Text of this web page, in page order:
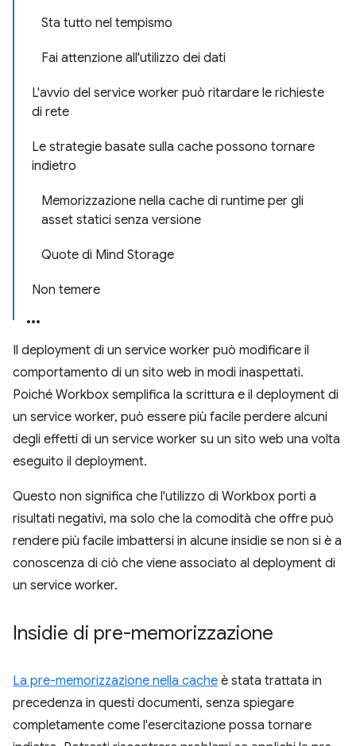
Sta tutto nel tempismo
Fai attenzione all'utilizzo dei dati
L'avvio del service worker può ritardare le richieste
di rete
Le strategie basate sulla cache possono tornare
indietro
Memorizzazione nella cache di runtime per gli
asset statici senza versione
Quote di Mind Storage
Non temere
Il deployment di un service worker può modificare il
comportamento di un sito web in modi inaspettati.
Poiché Workbox semplifica la scrittura e il deployment di
un service worker, può essere più facile perdere alcuni
degli effetti di un service worker su un sito web una volta
eseguito il deployment.
Questo non significa che l'utilizzo di Workbox porti a
risultati negativi, ma solo che la comodità che offre può
rendere più facile imbattersi in alcune insidie se non si è a
conoscenza di ciò che viene associato al deployment di
un service worker.
Insidie di pre-memorizzazione
La pre-memorizzazione nella cache è stata trattata in
precedenza in questi documenti, senza spiegare
completamente come l'esercitazione possa tornare